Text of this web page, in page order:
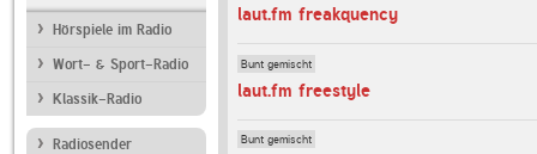
Hörspiele im Radio
Wort- & Sport-Radio
Klassik-Radio
Radiosender
laut.fm freakquency
Bunt gemischt
laut.fm freestyle
Bunt gemischt